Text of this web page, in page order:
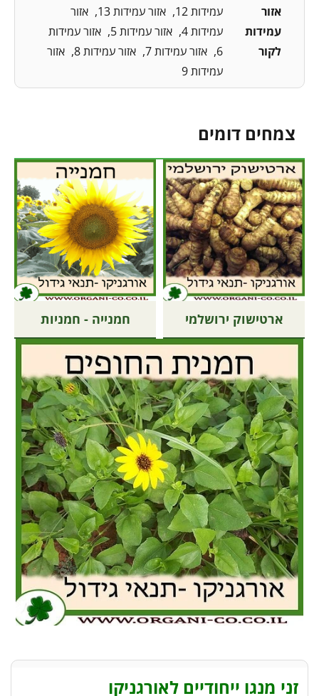
אזור
עמידות
לקור
עמידות 12
אזור עמידות 13
אזור
עמידות 4
אזור עמידות 5
אזור עמידות
6
אזור עמידות 7 אזור עמידות 8
אזור
עמידות 9
צמחים דומים
ארטישוק ירושלמי חמנייה - חמניות
זני מנגו ייחודיים לאורגניקו